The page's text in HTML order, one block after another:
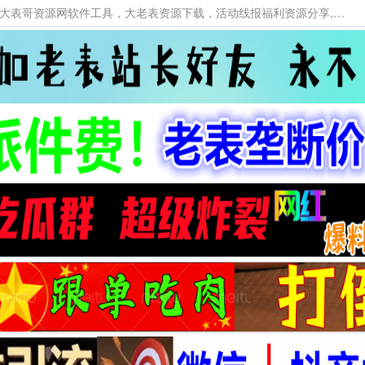
本网站提供资源工具下载，大老表资源工具，大表哥资源网软件工具，大老表资源下载，活动线报福利资源分享,活动线报，大型网游经典游戏，网络热门技术游戏辅助交流与分享。